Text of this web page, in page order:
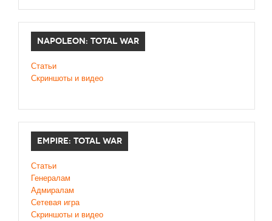
NAPOLEON: TOTAL WAR
Статьи
Скриншоты и видео
EMPIRE: TOTAL WAR
Статьи
Генералам
Адмиралам
Сетевая игра
Скриншоты и видео